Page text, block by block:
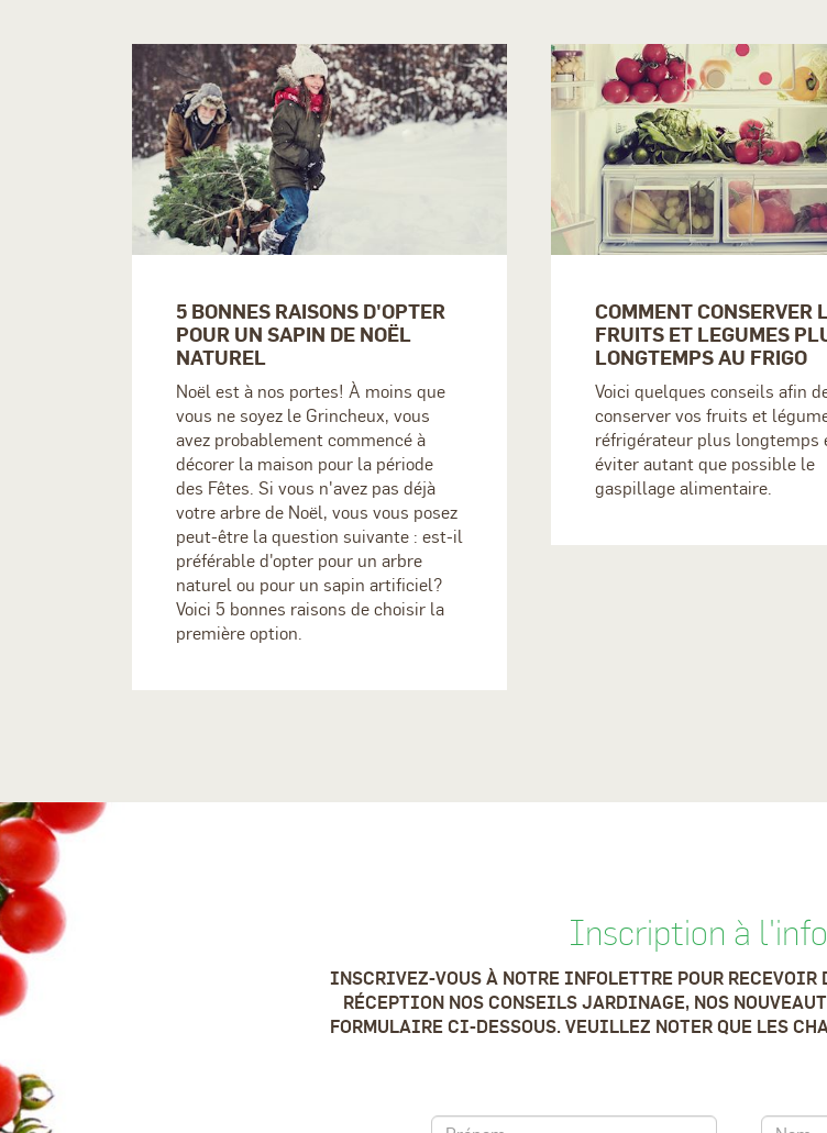
5 BONNES RAISONS D'OPTER
POUR UN SAPIN DE NOËL
NATUREL
Noël est à nos portes! À moins que
vous ne soyez le Grincheux, vous
avez probablement commencé à
décorer la maison pour la période
des Fêtes. Si vous n'avez pas déjà
votre arbre de Noël, vous vous posez
peut-être la question suivante : est-il
préférable d'opter pour un arbre
naturel ou pour un sapin artificiel?
Voici 5 bonnes raisons de choisir la
première option.
COMMENT CONSERVER
FRUITS ET LEGUMES
LONGTEMPS AU FRIGO
Voici quelques conseils afin
conserver vos fruits et
réfrigérateur plus longtemps
éviter autant que possible le
gaspillage alimentaire.
Inscription à
INSCRIVEZ-VOUS À NOTRE INFOLETTRE POUR
RÉCEPTION NOS CONSEILS JARDINAGE, NOS
FORMULAIRE CI-DESSOUS. VEUILLEZ NOTER QUE LES